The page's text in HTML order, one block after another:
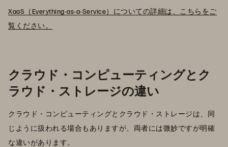
XaaS（Everything-as-a-Service）についての詳細は、こちらをご
覧ください。
クラウド・コンピューティングとク
ラウド・ストレージの違い
クラウド・コンピューティングとクラウド・ストレージは、同
じように扱われる場合もありますが、両者には微妙ですが明確
な違いがあります。